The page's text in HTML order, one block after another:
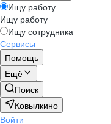
Ищу работу
Ищу работу
Ищу сотрудника
Сервисы
Помощь
Ещё
Поиск
Ковылкино
Войти